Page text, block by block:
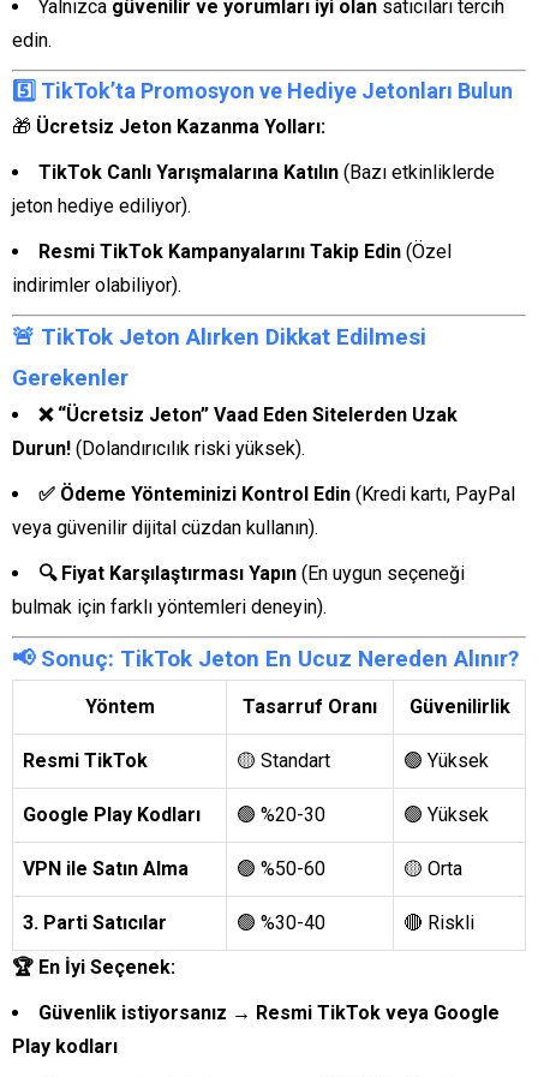
Yalnızca güvenilir ve yorumları iyi olan satıcıları tercih
edin.
5️⃣ TikTok’ta Promosyon ve Hediye Jetonları Bulun
🎁 Ücretsiz Jeton Kazanma Yolları:
TikTok Canlı Yarışmalarına Katılın (Bazı etkinliklerde
jeton hediye ediliyor).
Resmi TikTok Kampanyalarını Takip Edin (Özel
indirimler olabiliyor).
🚨 TikTok Jeton Alırken Dikkat Edilmesi
Gerekenler
❌ “Ücretsiz Jeton” Vaad Eden Sitelerden Uzak
Durun! (Dolandırıcılık riski yüksek).
✅ Ödeme Yönteminizi Kontrol Edin (Kredi kartı, PayPal
veya güvenilir dijital cüzdan kullanın).
🔍 Fiyat Karşılaştırması Yapın (En uygun seçeneği
bulmak için farklı yöntemleri deneyin).
📢 Sonuç: TikTok Jeton En Ucuz Nereden Alınır?
Yöntem Tasarruf Oranı Güvenilirlik
Resmi TikTok 🟡 Standart 🟢 Yüksek
Google Play Kodları 🟢 %20-30 🟢 Yüksek
VPN ile Satın Alma 🟢 %50-60 🟡 Orta
3. Parti Satıcılar 🟢 %30-40
🔴 Riskli
🏆 En İyi Seçenek:
Güvenlik istiyorsanız → Resmi TikTok veya Google
Play kodları